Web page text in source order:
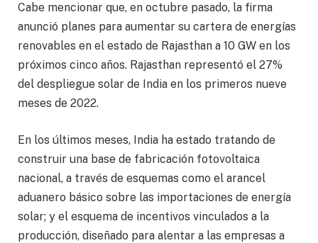
Cabe mencionar que, en octubre pasado, la firma
anunció planes para aumentar su cartera de energías
renovables en el estado de Rajasthan a 10 GW en los
próximos cinco años. Rajasthan representó el 27%
del despliegue solar de India en los primeros nueve
meses de 2022.
En los últimos meses, India ha estado tratando de
construir una base de fabricación fotovoltaica
nacional, a través de esquemas como el arancel
aduanero básico sobre las importaciones de energía
solar; y el esquema de incentivos vinculados a la
producción, diseñado para alentar a las empresas a